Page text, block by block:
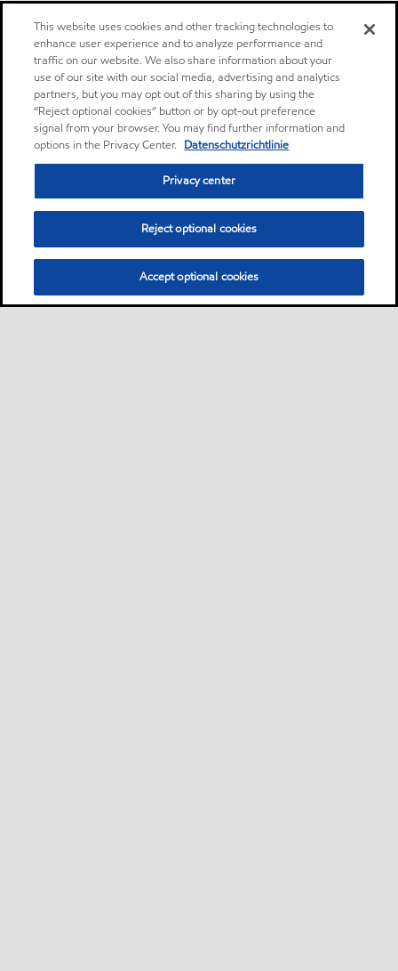
This website uses cookies and other tracking technologies to
enhance user experience and to analyze performance and
traffic on our website. We also share information about your
use of our site with our social media, advertising and analytics
partners, but you may opt out of this sharing by using the
“Reject optional cookies” button or by opt-out preference
signal from your browser. You may find further information and
options in the Privacy Center. Datenschutzrichtlinie
Privacy center
Reject optional cookies
Accept optional cookies